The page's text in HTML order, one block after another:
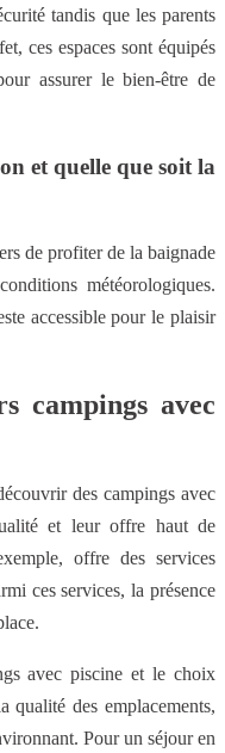
tandis que les parents
ces espaces sont équipés
assurer le bien-être de
et quelle que soit la
de profiter de la baignade
météorologiques.
accessible pour le plaisir
campings avec
des campings avec
et leur offre haut de
offre des services
ces services, la présence
avec piscine et le choix
qualité des emplacements,
Pour un séjour en